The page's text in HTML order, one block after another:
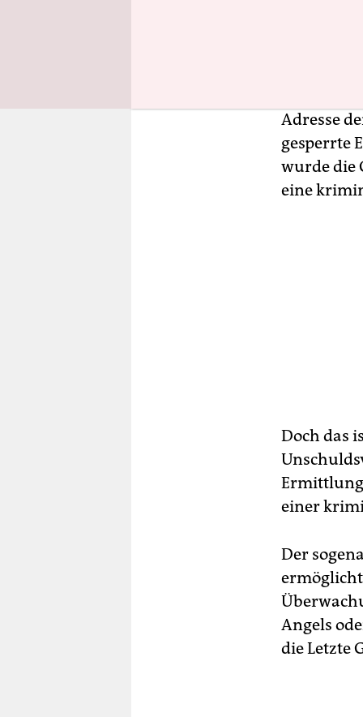
Adresse
gesperrte
wurde die
eine
Doch das
einer
Der
Angels
die Letzte